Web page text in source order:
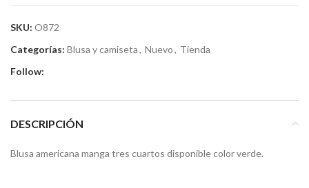
SKU: O872
Categorías: Blusa y camiseta, Nuevo, Tienda
Follow:
DESCRIPCIÓN
Blusa americana manga tres cuartos disponible color verde.